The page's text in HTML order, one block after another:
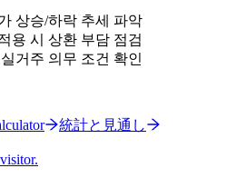
상승/하락 추세 파악
용 시 상환 부담 점검
거주 의무 조건 확인
統計と見通し